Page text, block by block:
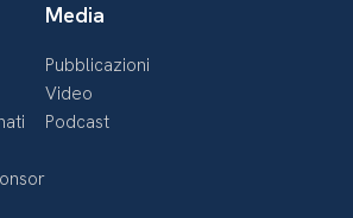
Media
Pubblicazioni
Video
Podcast